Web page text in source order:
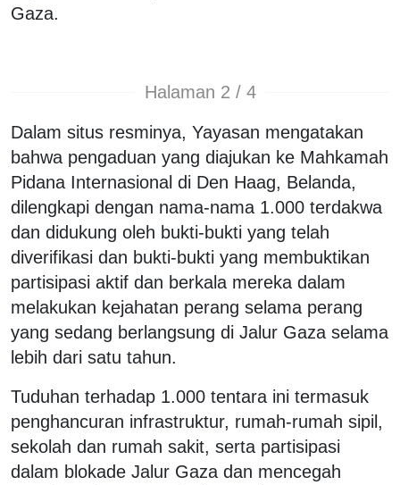
Gaza.
Halaman 2 / 4
Dalam situs resminya, Yayasan mengatakan
bahwa pengaduan yang diajukan ke Mahkamah
Pidana Internasional di Den Haag, Belanda,
dilengkapi dengan nama-nama 1.000 terdakwa
dan didukung oleh bukti-bukti yang telah
diverifikasi dan bukti-bukti yang membuktikan
partisipasi aktif dan berkala mereka dalam
melakukan kejahatan perang selama perang
yang sedang berlangsung di Jalur Gaza selama
lebih dari satu tahun.
Tuduhan terhadap 1.000 tentara ini termasuk
penghancuran infrastruktur, rumah-rumah sipil,
sekolah dan rumah sakit, serta partisipasi
dalam blokade Jalur Gaza dan mencegah